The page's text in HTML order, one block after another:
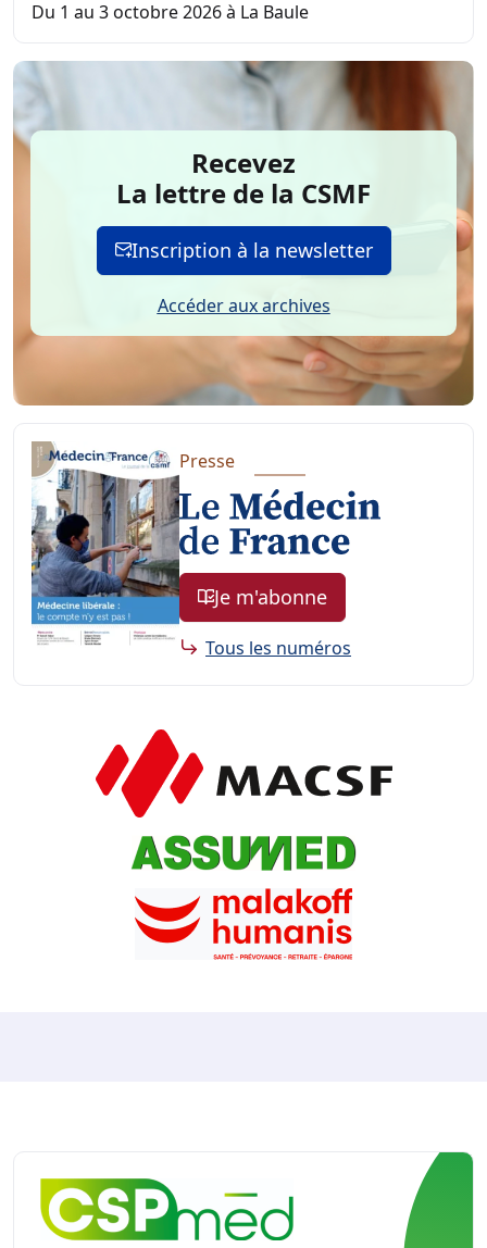
Du 1 au 3 octobre 2026 à La Baule
Recevez
La lettre de la CSMF
Inscription à la newsletter
Accéder aux archives
Presse
Je m'abonne
Tous les numéros